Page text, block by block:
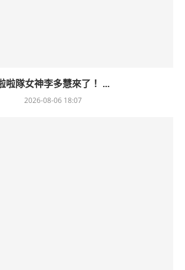
啦隊女神李多慧來了！ ...
2026-08-06 18:07